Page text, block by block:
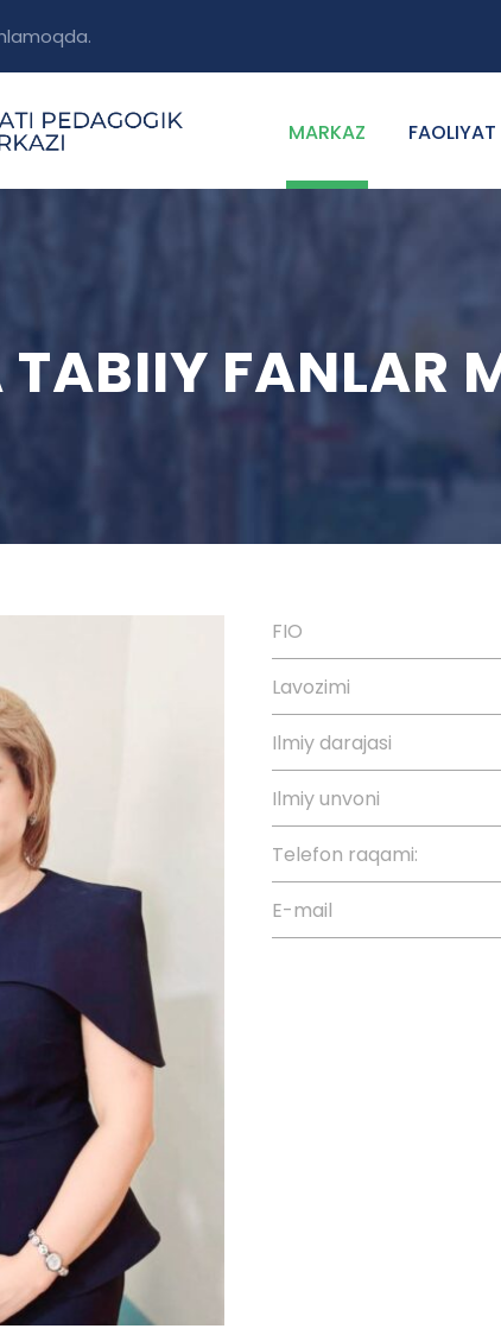
MARKAZ FAOLIYAT
FANLAR
FIO
Lavozimi
Ilmiy darajasi
Ilmiy unvoni
Telefon raqami:
E-mail